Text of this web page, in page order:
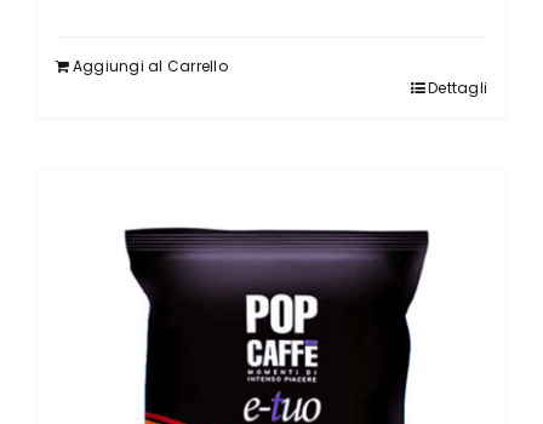
Aggiungi al Carrello
Dettagli